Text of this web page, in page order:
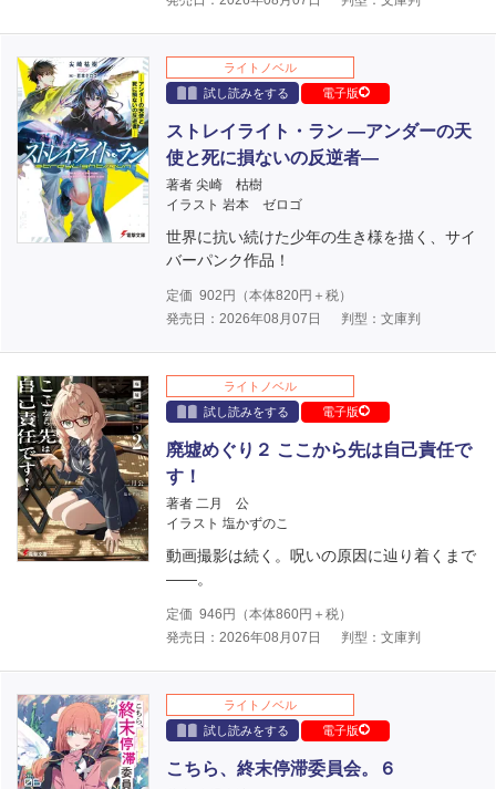
ライトノベル
試し読みをする
電子版
ストレイライト・ラン ―アンダーの天
使と死に損ないの反逆者―
著者 尖崎 枯樹
イラスト 岩本 ゼロゴ
世界に抗い続けた少年の生き様を描く、サイ
バーパンク作品！
定価 902 円（本体820円＋税）
発売日：2026年08月07日
判型：文庫判
ライトノベル
試し読みをする
電子版
廃墟めぐり２ ここから先は自己責任で
す！
著者 二月 公
イラスト 塩かずのこ
動画撮影は続く。呪いの原因に辿り着くまで
――。
定価 946 円（本体860円＋税）
発売日：2026年08月07日
判型：文庫判
ライトノベル
試し読みをする
電子版
こちら、終末停滞委員会。６